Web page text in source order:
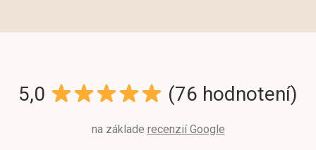
5,0 (76 hodnotení)
na základe recenzií Google